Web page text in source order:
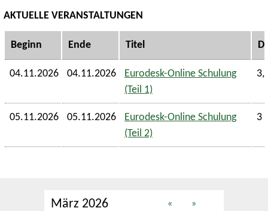
AKTUELLE VERANSTALTUNGEN
Beginn Ende Titel
04.11.2026 04.11.2026
Eurodesk-Online Schulung
(Teil 1)
05.11.2026 05.11.2026
Eurodesk-Online Schulung
(Teil 2)
3
März 2026 « »